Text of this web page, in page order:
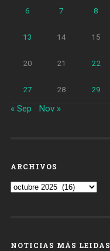
6 7 8
13 14 15
20 21 22
27 28 29
« Sep Nov »
ARCHIVOS
Archivos
NOTICIAS MÁS LEIDAS